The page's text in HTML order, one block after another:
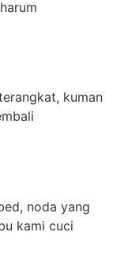
kuman
noda yang
kami cuci